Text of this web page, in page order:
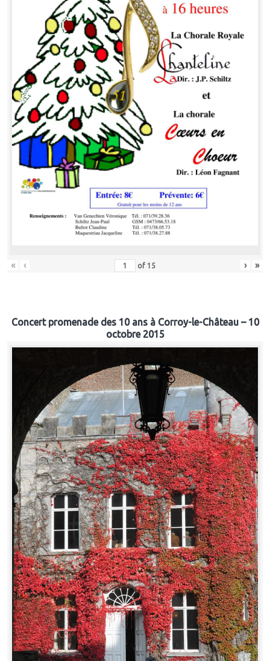
« ‹ of 15 › »
Concert promenade des 10 ans à Corroy-le-Château – 10
octobre 2015